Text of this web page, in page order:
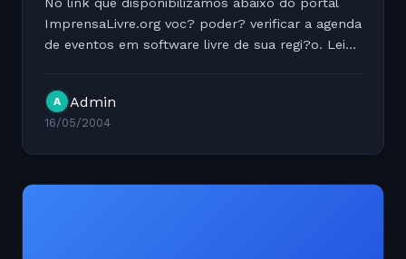
No link que disponibilizamos abaixo do portal
ImprensaLivre.org voc? poder? verificar a agenda
de eventos em software livre de sua regi?o. Leia
A Admin
16/05/2004